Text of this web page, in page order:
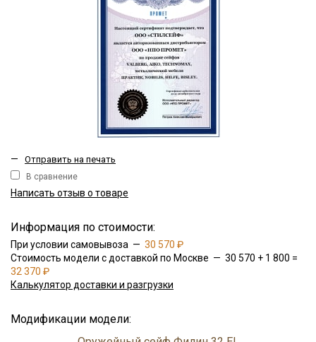
— Отправить на печать
В сравнение
Написать отзыв о товаре
Информация по стоимости:
При условии самовывоза — 30 570 ₽
Стоимость модели с доставкой по Москве — 30 570 + 1 800 =
32 370 ₽
Калькулятор доставки и разгрузки
Модификации модели: